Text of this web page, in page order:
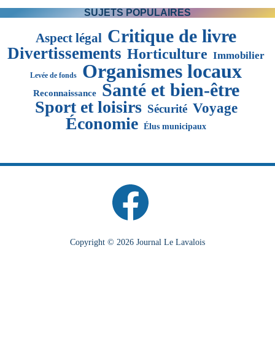
SUJETS POPULAIRES
Aspect légal Critique de livre
Divertissements Horticulture Immobilier
Levée de fonds Organismes locaux
Reconnaissance Santé et bien-être
Sport et loisirs Sécurité Voyage
Économie Élus municipaux
Copyright © 2026 Journal Le Lavalois